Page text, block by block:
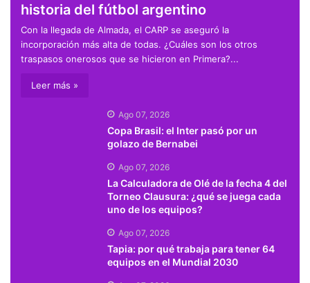
historia del fútbol argentino
Con la llegada de Almada, el CARP se aseguró la
incorporación más alta de todas. ¿Cuáles son los otros
traspasos onerosos que se hicieron en Primera?...
Leer más »
Ago 07, 2026
Copa Brasil: el Inter pasó por un
golazo de Bernabei
Ago 07, 2026
La Calculadora de Olé de la fecha 4 del
Torneo Clausura: ¿qué se juega cada
uno de los equipos?
Ago 07, 2026
Tapia: por qué trabaja para tener 64
equipos en el Mundial 2030